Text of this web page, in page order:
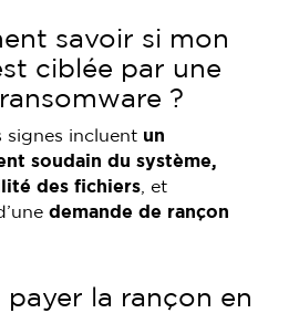
savoir si mon
ciblée par une
?
signes incluent un
soudain du système,
des fichiers , et
demande de rançon
payer la rançon en